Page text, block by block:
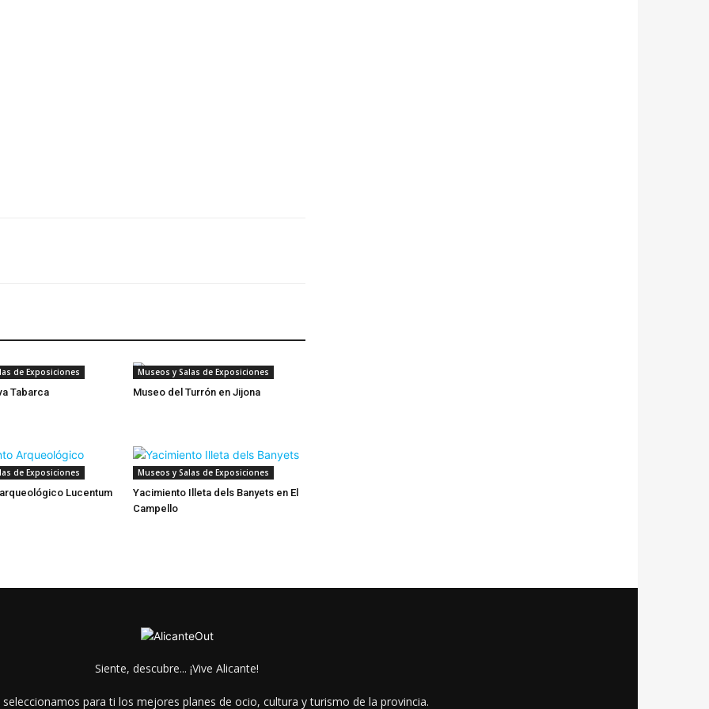
de Exposiciones
Tabarca
Museos y Salas de Exposiciones
Museo del Turrón en Jijona
de Exposiciones
Lucentum
Museos y Salas de Exposiciones
Yacimiento Illeta dels Banyets en El
Campello
Siente, descubre... ¡Vive Alicante!
seleccionamos para ti los mejores planes de ocio, cultura y turismo de la provincia.